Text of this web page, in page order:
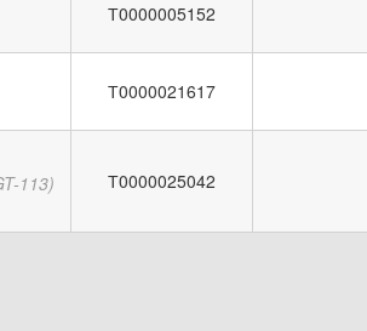
Т0000005152
Т0000021617
113)
Т0000025042